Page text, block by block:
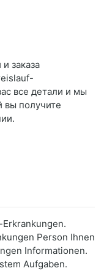
заказа
все детали и мы
вы получите
Person Ihnen
Informationen.
Aufgaben.